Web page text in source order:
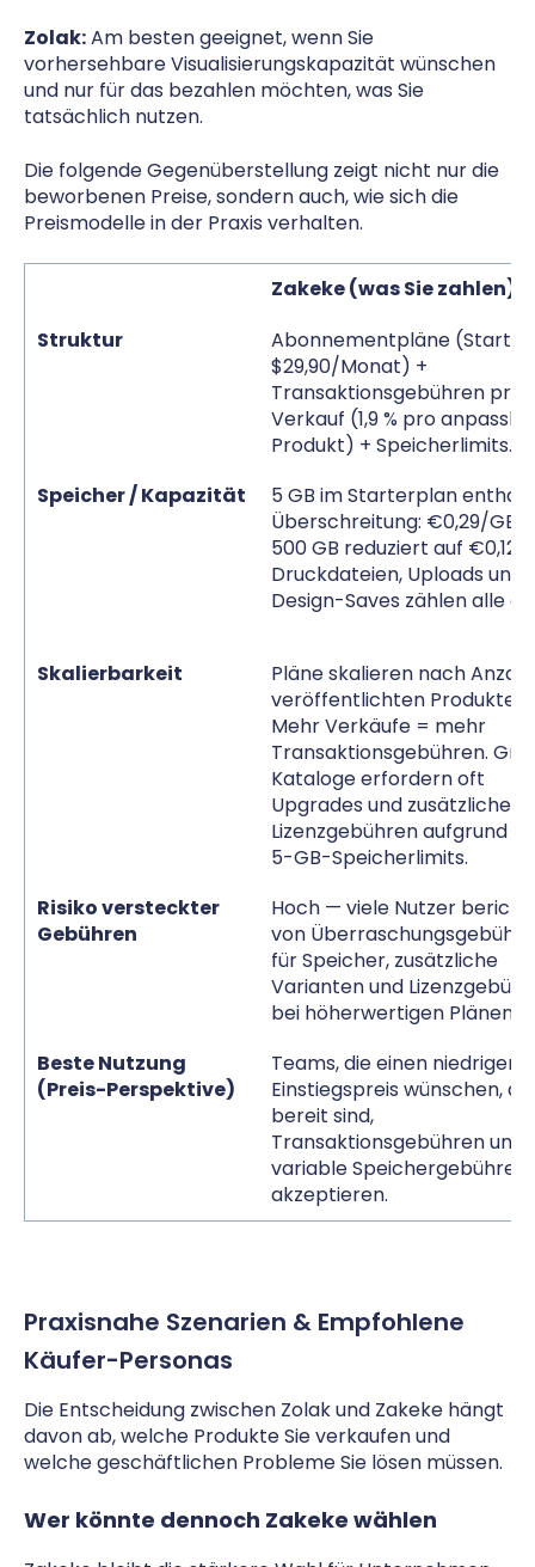
Zolak:Am besten geeignet, wenn Sie
vorhersehbare Visualisierungskapazität wünschen
und nur für das bezahlen möchten, was Sie
tatsächlich nutzen.
Die folgende Gegenüberstellung zeigt nicht nur die
beworbenen Preise, sondern auch, wie sich die
Preismodelle in der Praxis verhalten.
Zakeke (was Sie zahlen)
Struktur
Abonnementpläne (Starter
$29,90/Monat) +
Transaktionsgebühren pro
Verkauf (1,9 % pro
Produkt) + Speicherlimits.
Speicher / Kapazität
5 GB im Starterplan
Überschreitung: €0,29/GB
500 GB reduziert auf €0,12/
Druckdateien, Uploads und
Design-Saves zählen alle
Skalierbarkeit
Pläne skalieren nach
veröffentlichten Produkte.
Mehr Verkäufe = mehr
Transaktionsgebühren.
Kataloge erfordern oft
Upgrades und zusätzliche
Lizenzgebühren aufgrund
5-GB-Speicherlimits.
Risiko versteckter
Gebühren
Hoch — viele Nutzer
von
für Speicher, zusätzliche
Varianten und
bei höherwertigen Plänen.
Beste Nutzung
(Preis-Perspektive)
Teams, die einen niedrigen
Einstiegspreis wünschen,
bereit sind,
Transaktionsgebühren und
variable Speichergebühren
akzeptieren.
Praxisnahe Szenarien & Empfohlene
Käufer-Personas
Die Entscheidung zwischen Zolak und Zakeke hängt
davon ab, welche Produkte Sie verkaufen und
welche geschäftlichen Probleme Sie lösen müssen.
Wer könnte dennoch Zakeke wählen